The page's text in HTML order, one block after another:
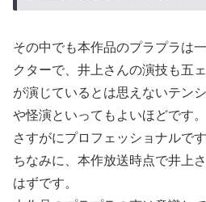
その中でも本作品のプラプラは
クターで、井上さんの演技も五
が演じているとは思えないテン
や怪演といってもよいほどです。
さすがにプロフェッショナルです
ちなみに、本作放送時点で井上
はずです。